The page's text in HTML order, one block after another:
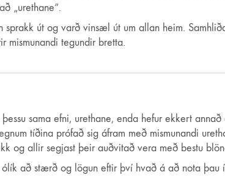
„urethane“.
út og varð vinsæl út um allan heim.
mismunandi tegundir bretta.
sama efni, urethane, enda hefur ekkert
tíðina prófað sig áfram með mismunandi
og allir segjast þeir auðvitað vera með bestu
að stærð og lögun eftir því hvað á að nota